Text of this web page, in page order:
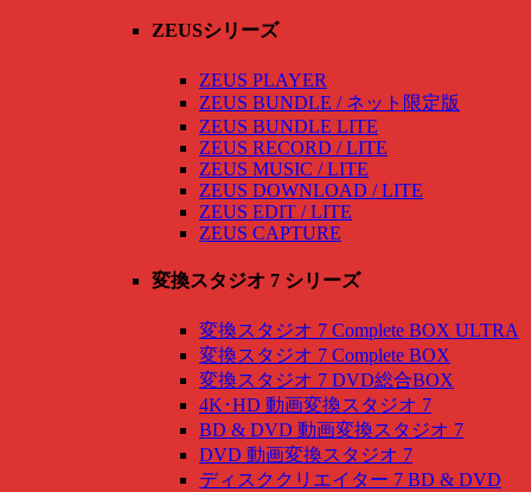
ZEUSシリーズ
ZEUS PLAYER
ZEUS BUNDLE / ネット限定版
ZEUS BUNDLE LITE
ZEUS RECORD / LITE
ZEUS MUSIC / LITE
ZEUS DOWNLOAD / LITE
ZEUS EDIT / LITE
ZEUS CAPTURE
変換スタジオ 7 シリーズ
変換スタジオ 7 Complete BOX ULTRA
変換スタジオ 7 Complete BOX
変換スタジオ 7 DVD総合BOX
4K･HD 動画変換スタジオ 7
BD & DVD 動画変換スタジオ 7
DVD 動画変換スタジオ 7
ディスククリエイター 7 BD & DVD